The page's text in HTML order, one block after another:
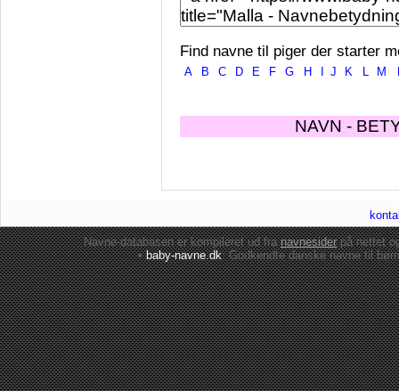
Find navne til piger der starter
A B C D E F G H J K L M
NAVN -
Navne-databasen er kompileret ud franavnesiderpå nettet
•baby-navne.dk: Godkendte danskenavne til børn